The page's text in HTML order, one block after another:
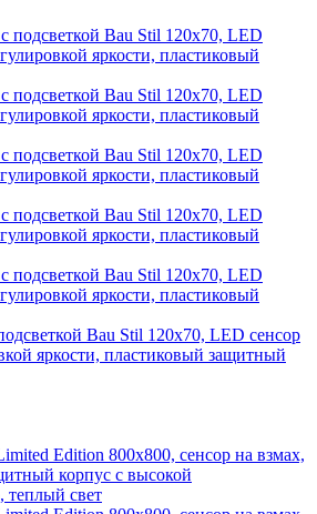
Bau Stil 120х70, LED сенсор
яркости, пластиковый защитный